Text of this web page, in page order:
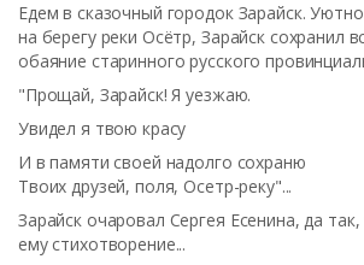
Едем в сказочный городок Зарайск.
на берегу реки Осётр, Зарайск сохранил
обаяние старинного русского
"Прощай, Зарайск! Я уезжаю.
Увидел я твою красу
И в памяти своей надолго сохраню
Твоих друзей, поля, Осетр-реку"...
Зарайск очаровал Сергея Есенина, да
ему стихотворение...